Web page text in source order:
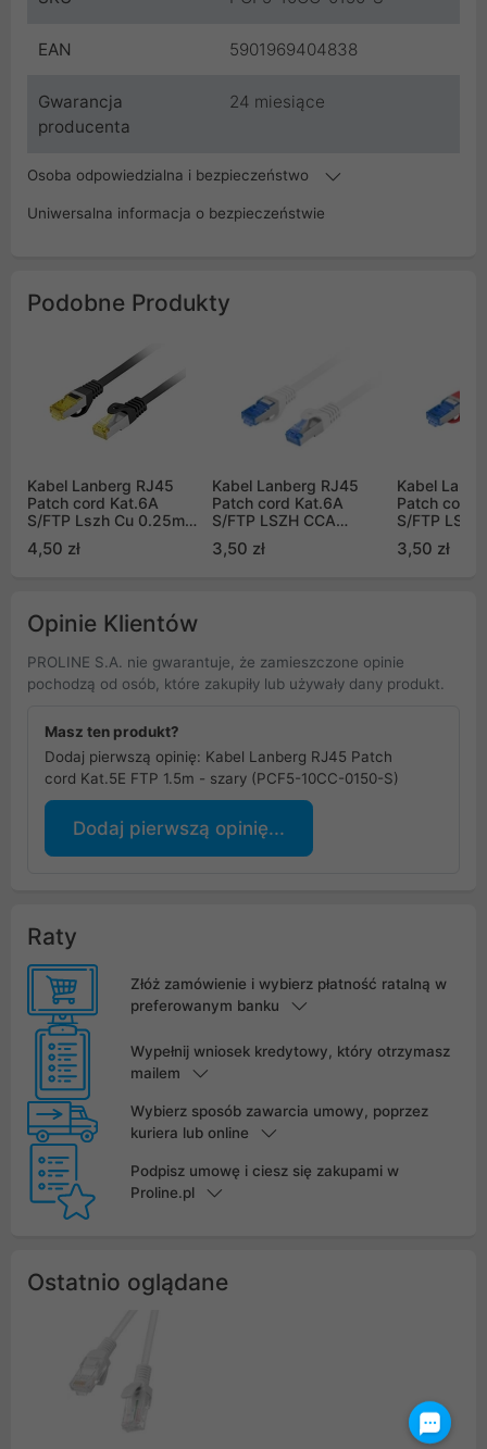
EAN 5901969404838
Gwarancja
producenta
24 miesiące
Osoba odpowiedzialna i bezpieczeństwo
Uniwersalna informacja o bezpieczeństwie
Podobne Produkty
Kabel Lanberg RJ45
Patch cord Kat.6A
S/FTP Lszh Cu 0.25m
czarny Fluke Passed
4,50 zł
Kabel Lanberg RJ45
Patch cord Kat.6A
S/FTP LSZH CCA
0.25m Biały Fluke
Passed
3,50 zł
Kabel
Patch cord
S/FTP
0.25m
Passed
3,50 zł
Opinie Klientów
PROLINE S.A. nie gwarantuje, że zamieszczone opinie
pochodzą od osób, które zakupiły lub używały dany produkt.
Masz ten produkt?
Dodaj pierwszą opinię: Kabel Lanberg RJ45 Patch
cord Kat.5E FTP 1.5m - szary (PCF5-10CC-0150-S)
Dodaj pierwszą opinię...
Raty
Złóż zamówienie i wybierz płatność ratalną w
preferowanym banku
Wypełnij wniosek kredytowy, który otrzymasz
mailem
Wybierz sposób zawarcia umowy, poprzez
kuriera lub online
Podpisz umowę i ciesz się zakupami w
Proline.pl
Ostatnio oglądane